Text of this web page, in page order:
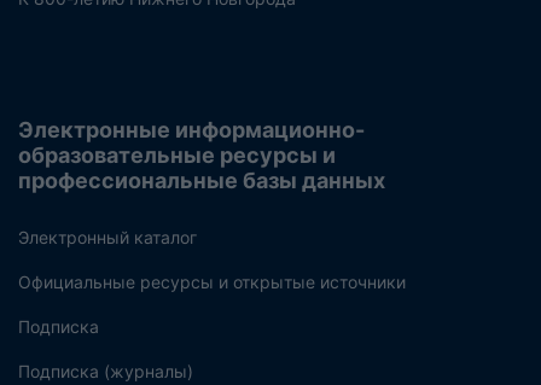
Электронные информационно-
образовательные ресурсы и
профессиональные базы данных
Электронный каталог
Официальные ресурсы и открытые источники
Подписка
Подписка (журналы)